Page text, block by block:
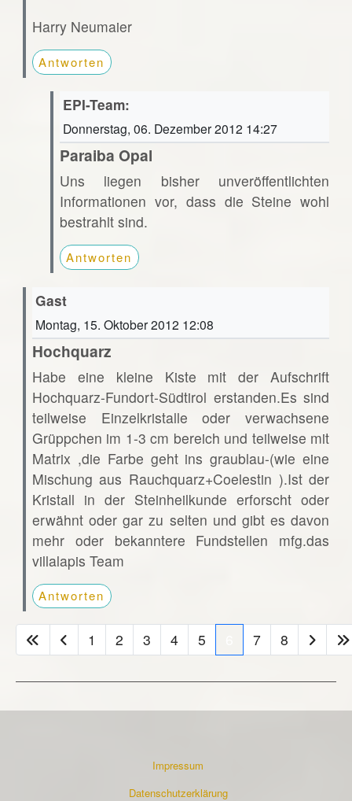
Harry Neumaier
Antworten
EPI-Team:
Donnerstag, 06. Dezember 2012 14:27
Paraiba Opal
Uns liegen bisher unveröffentlichten
Informationen vor, dass die Steine wohl
bestrahlt sind.
Antworten
Gast
Montag, 15. Oktober 2012 12:08
Hochquarz
Habe eine kleine Kiste mit der Aufschrift
Hochquarz-Fundort-Südtirol erstanden.Es sind
teilweise Einzelkristalle oder verwachsene
Grüppchen im 1-3 cm bereich und teilweise mit
Matrix ,die Farbe geht ins graublau-(wie eine
Mischung aus Rauchquarz+Coelestin ).Ist der
Kristall in der Steinheilkunde erforscht oder
erwähnt oder gar zu selten und gibt es davon
mehr oder bekanntere Fundstellen mfg.das
villalapis Team
Antworten
1 2 3 4 5 7 8
Impressum
Datenschutzerklärung